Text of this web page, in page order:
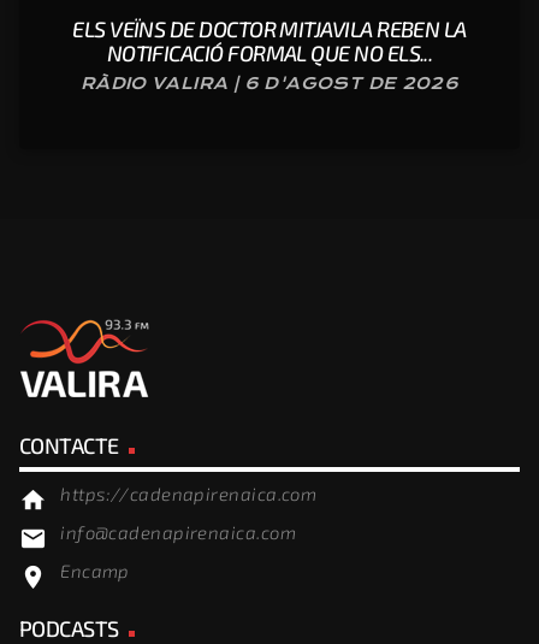
ELS VEÏNS DE DOCTOR MITJAVILA REBEN LA
NOTIFICACIÓ FORMAL QUE NO ELS...
RÀDIO VALIRA | 6 D'AGOST DE 2026
CONTACTE
home https://cadenapirenaica.com
email info@cadenapirenaica.com
location_on Encamp
PODCASTS